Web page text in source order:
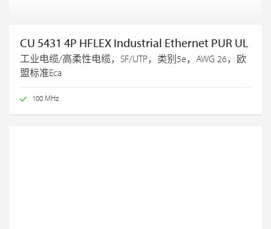
CU 5431 4P HFLEX Industrial Ethernet PUR UL
工业电缆/高柔性电缆，SF/UTP，类别5e，AWG 26，欧
盟标准Eca
100 MHz